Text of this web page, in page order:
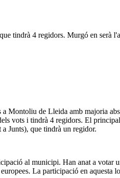
tindrà 4 regidors. Murgó en
Montoliu de Lleida amb majoria
vots i tindrà 4 regidors. El
Junts), que tindrà un regidor.
al municipi. Han anat a
La participació en